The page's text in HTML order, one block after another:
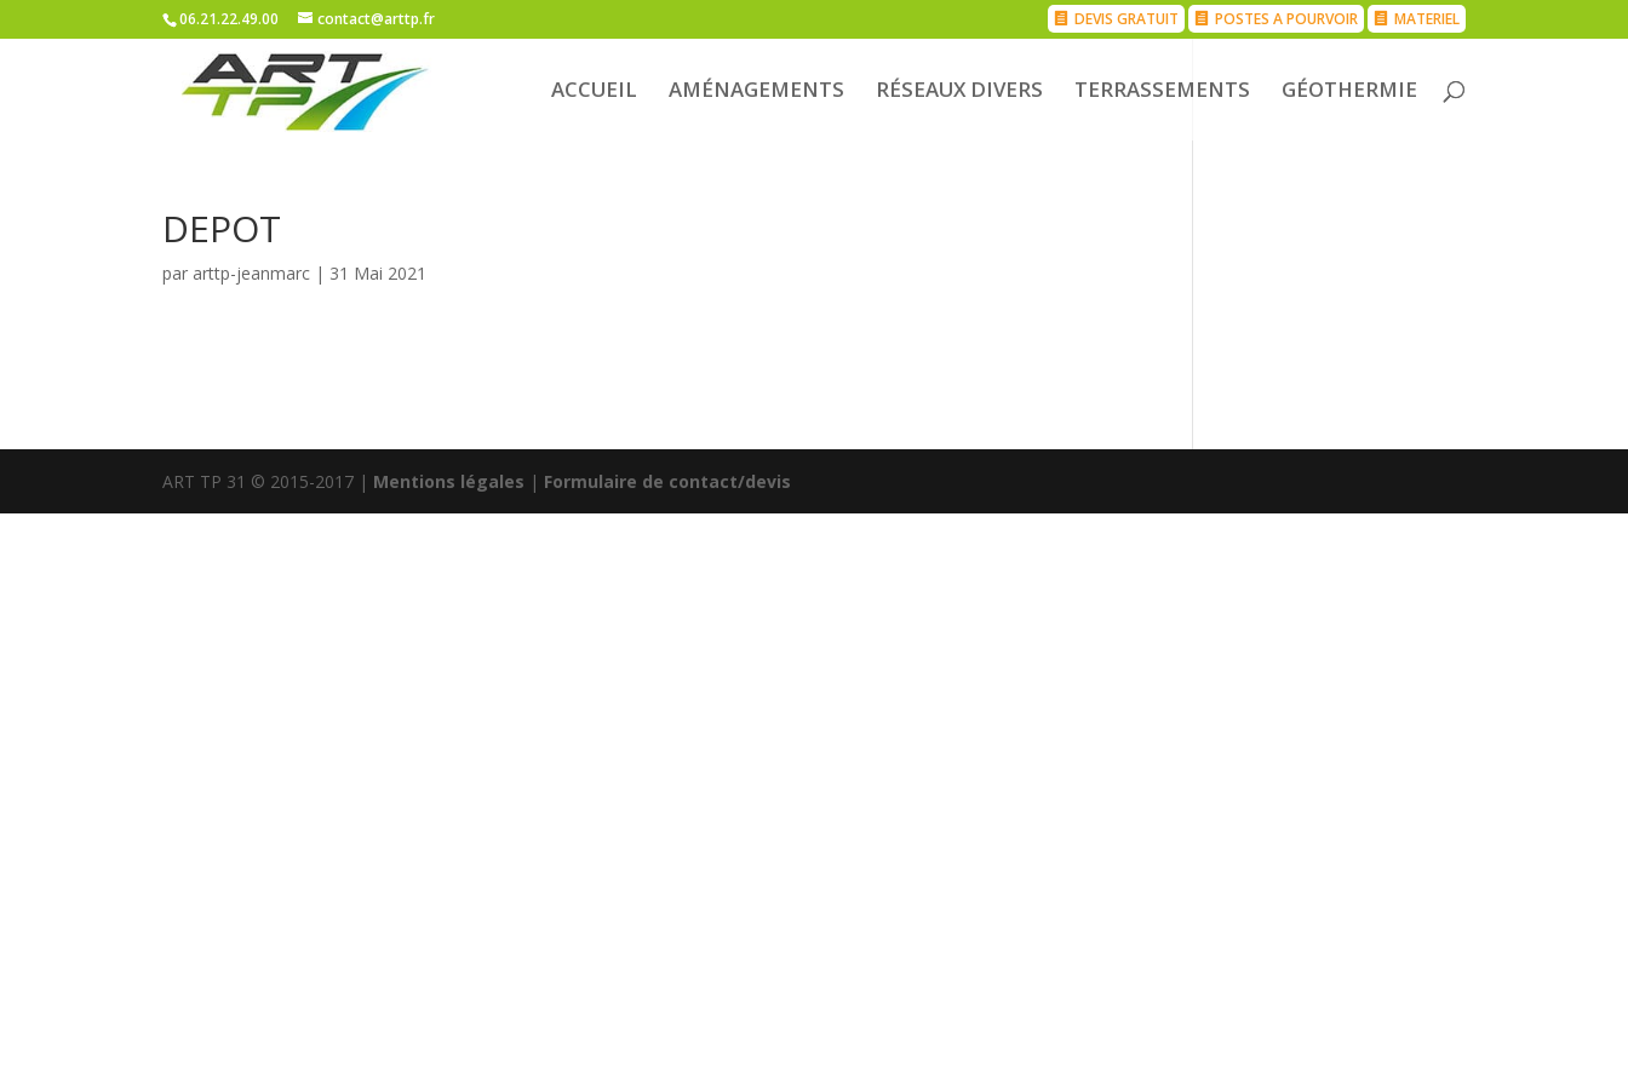
06.21.22.49.00 contact@arttp.fr DEVIS GRATUIT POSTES A POURVOIR MATERIEL
ACCUEIL AMÉNAGEMENTS RÉSEAUX DIVERS TERRASSEMENTS GÉOTHERMIE
DEPOT
par arttp-jeanmarc | 31 Mai 2021
ART TP 31 © 2015-2017 | Mentions légales | Formulaire de contact/devis